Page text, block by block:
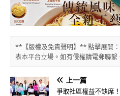
**【版權及免責聲明】** 點擊展開
表本平台立場。如有侵權請電郵聯繫
上一篇
爭取社區權益不缺席